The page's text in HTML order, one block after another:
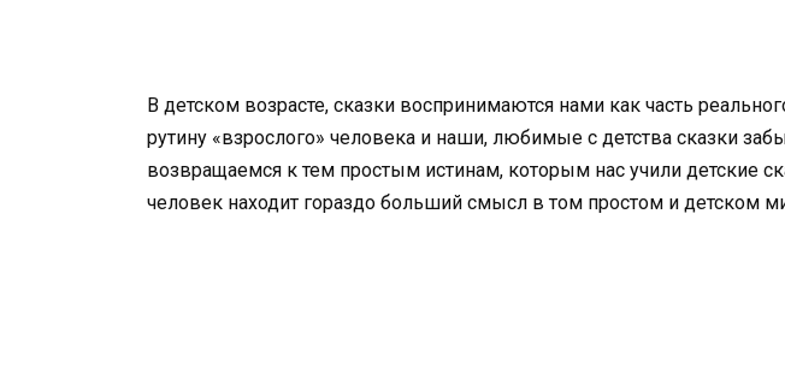
В детском возрасте, сказки воспринимаются нами как часть
рутину «взрослого» человека и наши, любимые с детства сказки
возвращаемся к тем простым истинам, которым нас учили детские
человек находит гораздо больший смысл в том простом и детском